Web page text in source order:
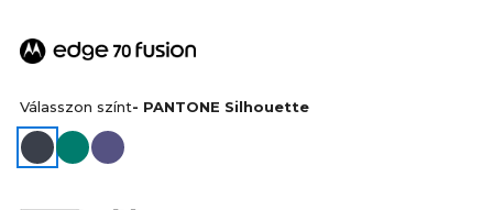
Válasszon színt- PANTONE Silhouette